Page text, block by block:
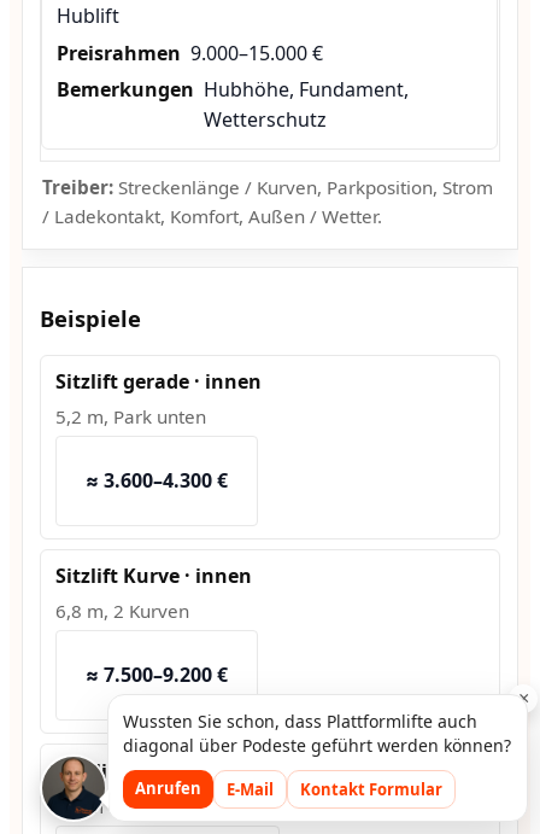
Hublift
9.000–15.000 €
Hubhöhe, Fundament,
Wetterschutz
Treiber:Streckenlänge / Kurven, Parkposition, Strom
/ Ladekontakt, Komfort, Außen / Wetter.
Beispiele
Sitzlift gerade · innen
5,2 m, Park unten
≈ 3.600–4.300 €
Sitzlift Kurve · innen
6,8 m, 2 Kurven
≈ 7.500–9.200 €
Hublift · außen
1,2 m Hub, Fundament
×
Wussten Sie schon, dass Plattformlifte auch
diagonal über Podeste geführt werden können?
Anrufen E-Mail Kontakt Formular